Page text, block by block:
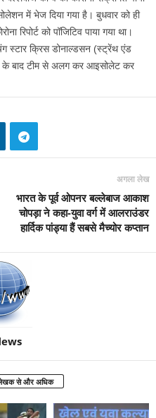
में भेज दिया गया है। बुधवार को ही
रिपोर्ट को पॉजिटिव पाया गया था।
स्टार क्रिस डोनाल्डसन (स्ट्रेंथ एंड
के बाद टीम से अलग कर आइसोलेट कर
अगला लेख
भारत के पूर्व ओपनर बल्लेबाज आकाश
चोपड़ा ने कहा-युवा वर्ग में आलराउंडर
हार्दिक पांड्या हैं सबसे मैच्योर कप्तान
से और अधिक